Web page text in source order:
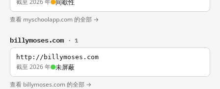
截至 2026 年 间歇性
查看 myschoolapp.com 的全部 →
billymoses.com · 1
http://billymoses.com
截至 2026 年 未屏蔽
查看 billymoses.com 的全部 →